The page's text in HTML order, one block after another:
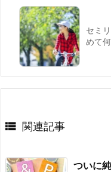
セミ
めて
 関連記事
ついに